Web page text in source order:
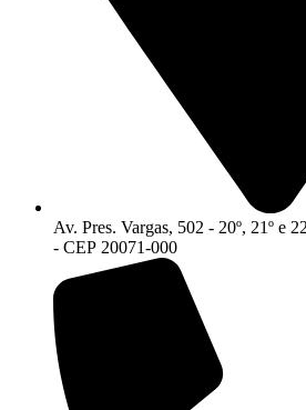
Av. Pres. Vargas, 502 - 20º, 21º e
- CEP 20071-000